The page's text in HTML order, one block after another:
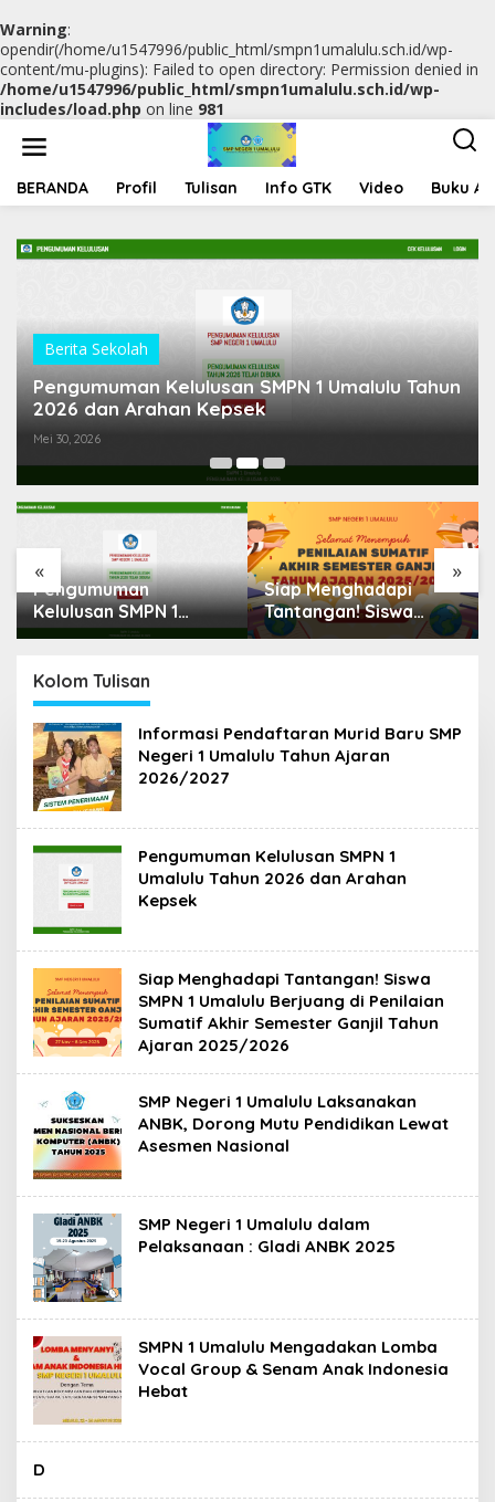
Warning:
opendir(/home/u1547996/public_html/smpn1umalulu.sch.id/wp-
content/mu-plugins): Failed to open directory: Permission denied in
/home/u1547996/public_html/smpn1umalulu.sch.id/wp-
includes/load.php on line 981
t
BERANDA Profil Tulisan Info GTK Video Buku
Berita Sekolah
Siap Menghadapi Tantangan! Siswa SMPN 1
Umalulu Berjuang di Penilaian Sumatif Akhir
Semester Ganjil Tahun Ajaran 2025/2026
November 29, 2025
« »
1
2026
Siap Menghadapi
Tantangan! Siswa
SMPN 1 Umalulu
Sumatif Akhir
Semester Ganjil Tahun
Ajaran 2025/2026
SMP Negeri 1
Laksanakan
Dorong Mutu
Kolom Tulisan
S
M
P
N
1
a
u
Informasi Pendaftaran Murid Baru SMP
Negeri 1 Umalulu Tahun Ajaran
2026/2027
Pengumuman Kelulusan SMPN 1
Umalulu Tahun 2026 dan Arahan
Kepsek
Siap Menghadapi Tantangan! Siswa
SMPN 1 Umalulu Berjuang di Penilaian
Sumatif Akhir Semester Ganjil Tahun
Ajaran 2025/2026
SMP Negeri 1 Umalulu Laksanakan
ANBK, Dorong Mutu Pendidikan Lewat
Asesmen Nasional
SMP Negeri 1 Umalulu dalam
Pelaksanaan : Gladi ANBK 2025
SMPN 1 Umalulu Mengadakan Lomba
Vocal Group & Senam Anak Indonesia
Hebat
D